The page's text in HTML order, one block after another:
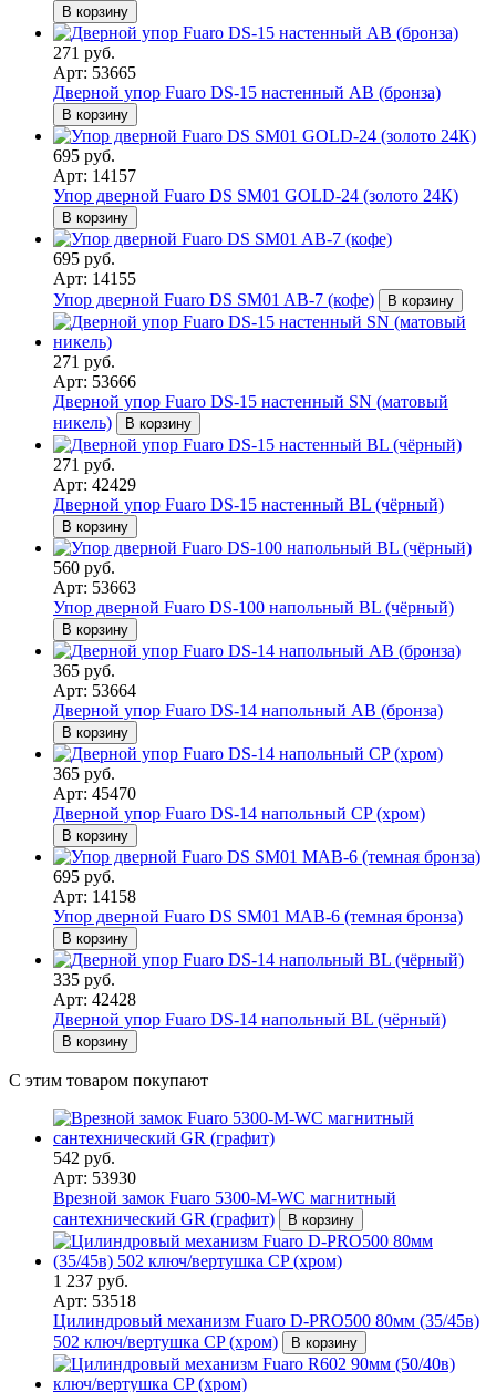
В корзину
271 руб.
Арт: 53665
Дверной упор Fuaro DS-15 настенный AB (бронза)
В корзину
695 руб.
Арт: 14157
Упор дверной Fuaro DS SM01 GOLD-24 (золото 24К)
В корзину
695 руб.
Арт: 14155
Упор дверной Fuaro DS SM01 AB-7 (кофе)
В корзину
271 руб.
Арт: 53666
Дверной упор Fuaro DS-15 настенный SN (матовый
никель)
В корзину
271 руб.
Арт: 42429
Дверной упор Fuaro DS-15 настенный BL (чёрный)
В корзину
560 руб.
Арт: 53663
Упор дверной Fuaro DS-100 напольный BL (чёрный)
В корзину
365 руб.
Арт: 53664
Дверной упор Fuaro DS-14 напольный AB (бронза)
В корзину
365 руб.
Арт: 45470
Дверной упор Fuaro DS-14 напольный CP (хром)
В корзину
695 руб.
Арт: 14158
Упор дверной Fuaro DS SM01 MAB-6 (темная бронза)
В корзину
335 руб.
Арт: 42428
Дверной упор Fuaro DS-14 напольный BL (чёрный)
В корзину
С этим товаром покупают
542 руб.
Арт: 53930
Врезной замок Fuaro 5300-M-WС магнитный
сантехнический GR (графит)
В корзину
1 237 руб.
Арт: 53518
Цилиндровый механизм Fuaro D-PRO500 80мм (35/45в)
502 ключ/вертушка CP (хром)
В корзину